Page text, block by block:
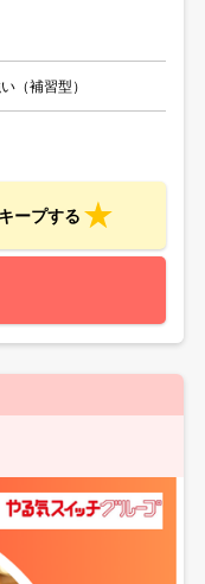
（補習型）
キープする